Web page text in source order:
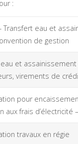
:
Transfert eau et
de gestion
eau et
virements de
pour
aux frais d’électricité
travaux en régie